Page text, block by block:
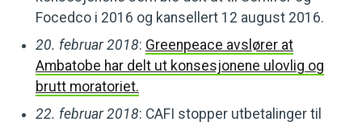
Focedco i 2016 og kansellert 12 august 2016.
20. februar 2018: Greenpeace avslører at
Ambatobe har delt ut konsesjonene ulovlig og
brutt moratoriet.
22. februar 2018: CAFI stopper utbetalinger til